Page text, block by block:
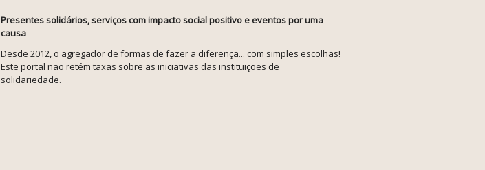
Presentes solidários, serviços com impacto social positivo e eventos por uma
causa
Desde 2012, o agregador de formas de fazer a diferença... com simples escolhas!
Este portal não retém taxas sobre as iniciativas das instituições de
solidariedade.